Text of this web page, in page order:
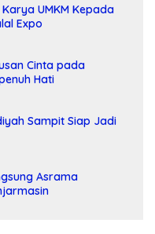
UMKM Kepada
Expo
Cinta pada
Hati
Sampit Siap Jadi
Asrama